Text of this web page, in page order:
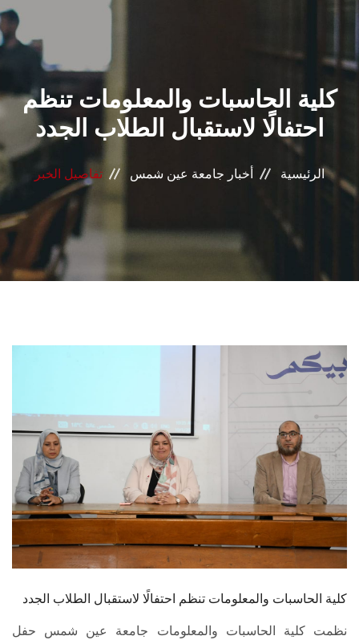
عن الجامعة
القطاعـات
الشئون الأكاديمية
البحث العلمي
الرعاية الصحية
المراكز والوحدات
الأنظمة الذكية
هيئة التدريس
الدراسات العليا
الزائـرون
كلية الحاسبات والمعلومات تنظم
احتفالًا لاستقبال الطلاب الجدد
الرئيسية أخبار جامعة عين شمس تفاصيل الخبر
كلية الحاسبات والمعلومات تنظم احتفالًا لاستقبال الطلاب الجدد
نظمت كلية الحاسبات والمعلومات جامعة عين شمس حفل